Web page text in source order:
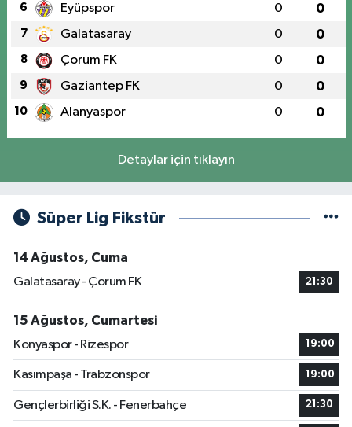
6 Eyüpspor 0 0
7 Galatasaray 0 0
8 Çorum FK 0 0
9 Gaziantep FK 0 0
10 Alanyaspor 0 0
Detaylar için tıklayın
Süper Lig Fikstür
14 Ağustos, Cuma
Galatasaray - Çorum FK
21:30
15 Ağustos, Cumartesi
Konyaspor - Rizespor
19:00
Kasımpaşa - Trabzonspor 19:00
Gençlerbirliği S.K. - Fenerbahçe 21:30